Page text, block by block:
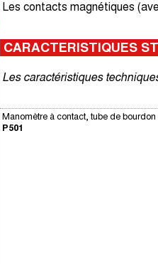
Les contacts magnétiques
CARACTERISTIQUES
Les caractéristiques
Manomètre à contact, tube de bourdon
P501